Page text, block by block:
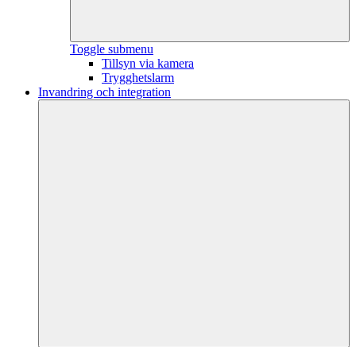
Toggle submenu
Tillsyn via kamera
Trygghetslarm
Invandring och integration